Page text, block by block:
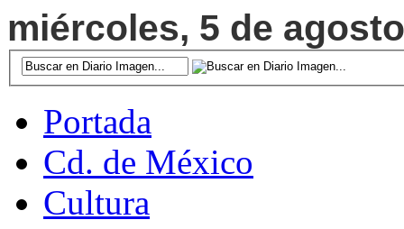
miércoles, 5 de
Portada
Cd. de México
Cultura